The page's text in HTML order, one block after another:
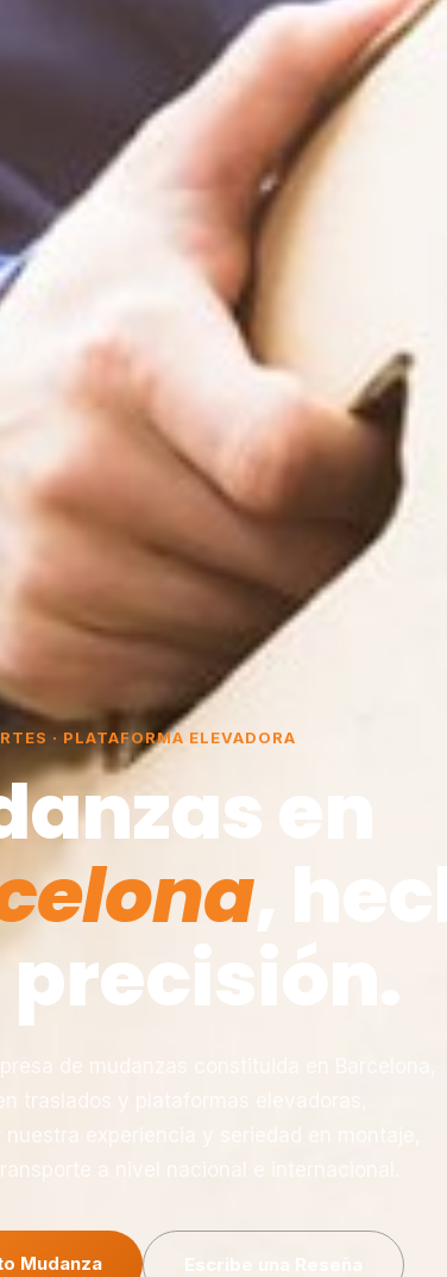
· PLATAFORMA ELEVADORA
en
,
de mudanzas constituida en Barcelona,
traslados y plataformas elevadoras,
experiencia y seriedad en montaje,
a nivel nacional e internacional.
Mudanza Escribe una Reseña